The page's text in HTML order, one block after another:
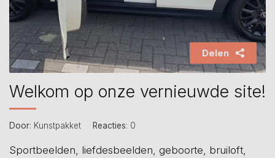
Delen
Welkom op onze vernieuwde site!
Door: Kunstpakket Reacties: 0
Sportbeelden, liefdesbeelden, geboorte, bruiloft,